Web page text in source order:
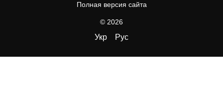
Полная версия сайта
© 2026
Укр Рус